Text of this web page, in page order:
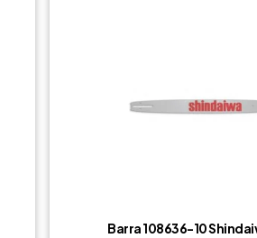
Barra 108636-10